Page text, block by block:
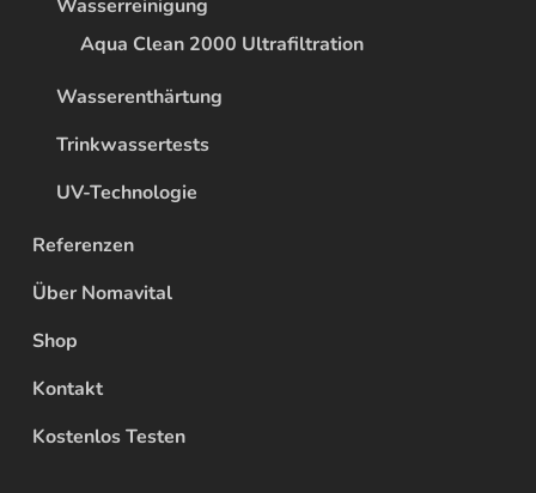
Wasserreinigung
Aqua Clean 2000 Ultrafiltration
Wasserenthärtung
Trinkwassertests
UV-Technologie
Referenzen
Über Nomavital
Shop
Kontakt
Kostenlos Testen